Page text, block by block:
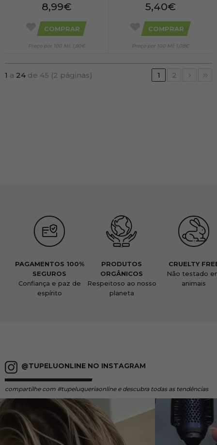
8,99€
COMPRAR
Preço por 100 Ml: 1,80€
5,40€
COMPRAR
Preço por 100 Ml: 1,08€
1 a 24 de 45 (2 páginas) 1 2
PAGAMENTOS 100%
SEGUROS
Confiança e paz de
espírito
PRODUTOS
ORGÂNICOS
Respeitoso ao nosso
planeta
CRUELTY
Não testado
animais
@TUPELUONLINE NO INSTAGRAM
compartilhe com #tupeluqueriaonline e descubra todas as tendências